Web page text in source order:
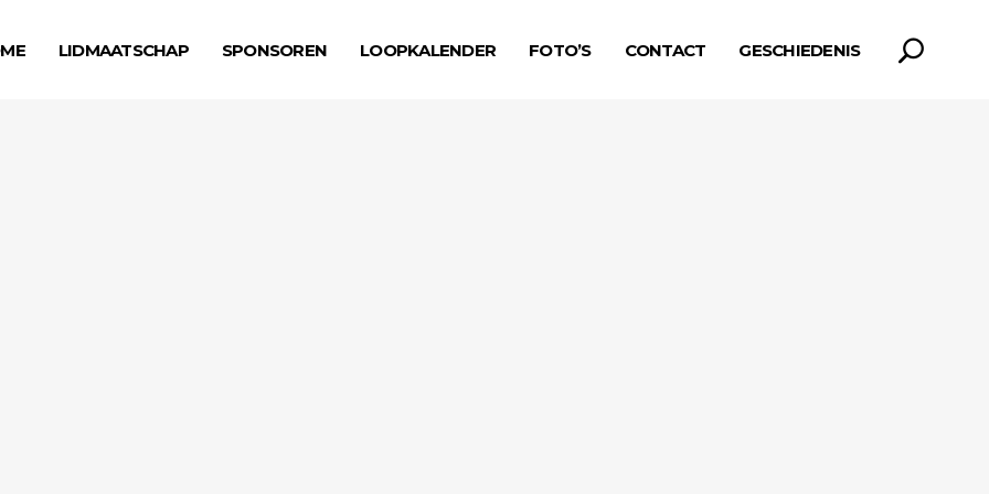
LIDMAATSCHAP SPONSOREN LOOPKALENDER FOTO’S CONTACT GESCHIEDENIS